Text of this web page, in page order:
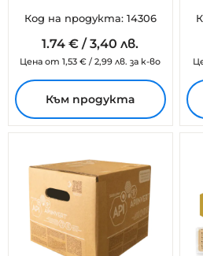
Код на продукта: 14306
1.74 € /3,40 лв.
Цена от 1,53€ /2,99 лв. за к-во
Към продукта